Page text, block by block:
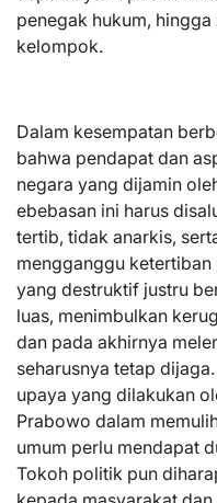
penegak hukum,
kelompok.
Dalam kesempatan
bahwa pendapat dan
negara yang dijamin
ebebasan ini harus
tertib, tidak anarkis,
mengganggu
yang destruktif justru
luas, menimbulkan
dan pada akhirnya
seharusnya tetap
upaya yang dilakukan
Prabowo dalam
umum perlu mendapat
Tokoh politik pun